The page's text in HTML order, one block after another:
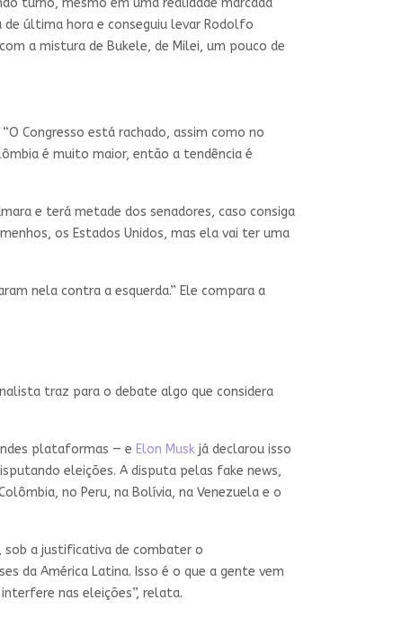
turno, mesmo em uma realidade marcada
última hora e conseguiu levar Rodolfo
a mistura de Bukele, de Milei, um pouco de
Congresso está rachado, assim como no
é muito maior, então a tendência é
e terá metade dos senadores, caso consiga
os Estados Unidos, mas ela vai ter uma
nela contra a esquerda.” Ele compara a
traz para o debate algo que considera
plataformas — e Elon Musk já declarou isso
eleições. A disputa pelas fake news,
no Peru, na Bolívia, na Venezuela e o
sob a justificativa de combater o
da América Latina. Isso é o que a gente vem
nas eleições”, relata.